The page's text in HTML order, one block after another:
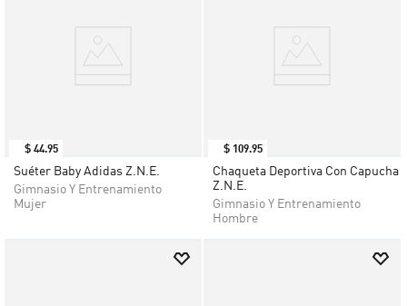
$ 44.95
Suéter Baby Adidas Z.N.E.
Gimnasio Y Entrenamiento
Mujer
$ 109.95
Chaqueta Deportiva Con Capucha
Z.N.E.
Gimnasio Y Entrenamiento
Hombre